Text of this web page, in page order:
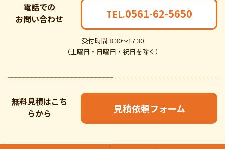
電話での
お問い合わせ
受付時間 8:30～17:30
（土曜日・日曜日・祝日を除く）
TEL.0561-62-5650
無料見積はこち
らから
見積依頼フォーム